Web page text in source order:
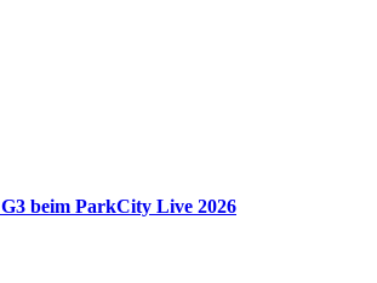
beim ParkCity Live 2026